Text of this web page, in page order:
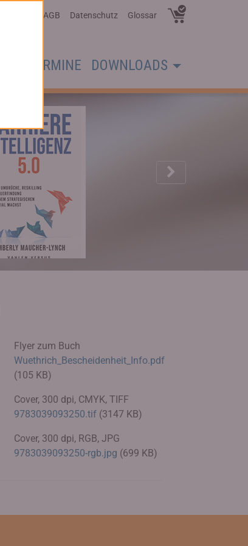
AGB Datenschutz Glossar
TERMINE DOWNLOADS
Flyer zum Buch
Wuethrich_Bescheidenheit_Info.pdf
(105 KB)
Cover, 300 dpi, CMYK, TIFF
9783039093250.tif (3147 KB)
Cover, 300 dpi, RGB, JPG
9783039093250-rgb.jpg (699 KB)